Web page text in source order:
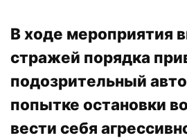
В ходе мероприятия
стражей порядка
подозрительный
попытке остановки
вести себя